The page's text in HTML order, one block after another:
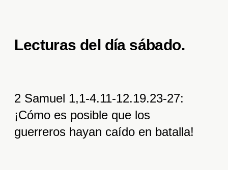
Lecturas del día sábado.
2 Samuel 1,1-4.11-12.19.23-27:
¡Cómo es posible que los
guerreros hayan caído en batalla!